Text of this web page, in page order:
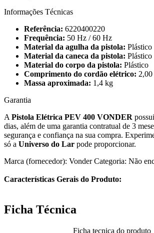
Informações Técnicas
Referência: 6220400220
Frequência: 50 Hz / 60 Hz
Material da agulha da pistola: Plástico
Material da caneca da pistola: Plástico
Material do corpo da pistola: Plástico
Comprimento do cordão elétrico: 2,00
Massa aproximada: 1,4 kg
Garantia
APistola Elétrica PEV 400 VONDER
dias, além de uma garantia contratual de 3
segurança e confiança na sua compra.
só a Universo do Lar pode proporcionar.
Marca (fornecedor): Vonder Categoria: Não
Características Gerais do Produto:
Ficha Técnica
Ficha tecnica do produto